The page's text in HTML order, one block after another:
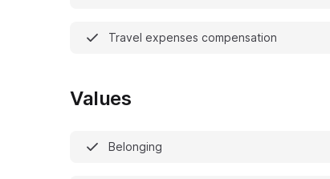
Travel expenses compensation
Values
Belonging